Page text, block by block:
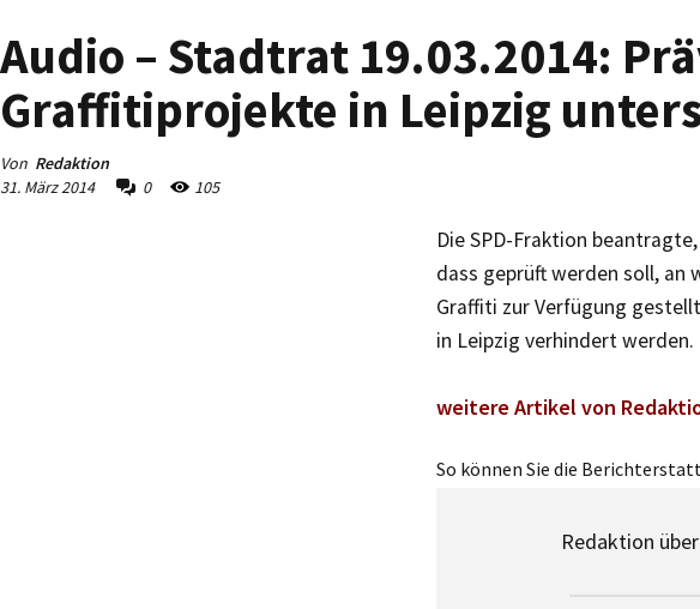
Audio – Stadtrat 19.03.2014:
Graffitiprojekte in Leipzig
Von Redaktion
31. März 2014
0 105
Die SPD-Fraktion
dass geprüft werden soll, an
Graffiti zur Verfügung
in Leipzig verhindert werden.
weitere Artikel von
So können Sie die
Redaktion über